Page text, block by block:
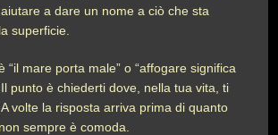
a dare un nome a ciò che sta
superficie.
“il mare porta male” o “affogare significa
punto è chiederti dove, nella tua vita, ti
volte la risposta arriva prima di quanto
sempre è comoda.